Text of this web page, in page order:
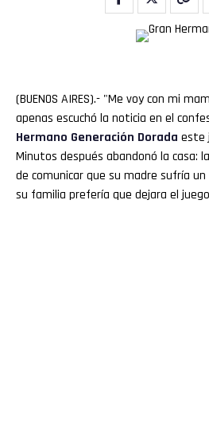
(BUENOS AIRES).- "Me voy con mi
apenas escuchó la noticia en el
Hermano Generación Dorada este
Minutos después abandonó la casa:
de comunicar que su madre sufría
su familia prefería que dejara el